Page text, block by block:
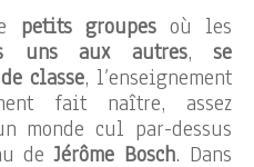
petits groupesoù les
uns aux autres, se
classe, l’enseignement
fait naître, assez
monde cul par-dessus
deJérôme Bosch. Dans